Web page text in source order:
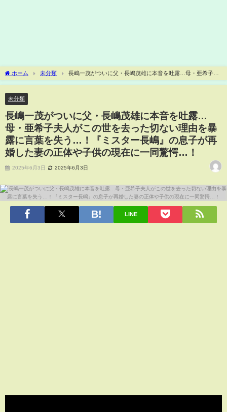
ホーム 未分類
長嶋一茂がついに父・長嶋茂雄に本音を吐露…母・亜希子夫
人がこの世を去った切ない理由を暴露に言葉を失う…！『ミスター長嶋』の息子が再
未分類
長嶋一茂がついに父・長嶋茂雄に本音を吐露…
母・亜希子夫人がこの世を去った切ない理由を暴
露に言葉を失う…！『ミスター長嶋』の息子が再
婚した妻の正体や子供の現在に一同驚愕…！
2025年6月3日 2025年6月3日
LINE